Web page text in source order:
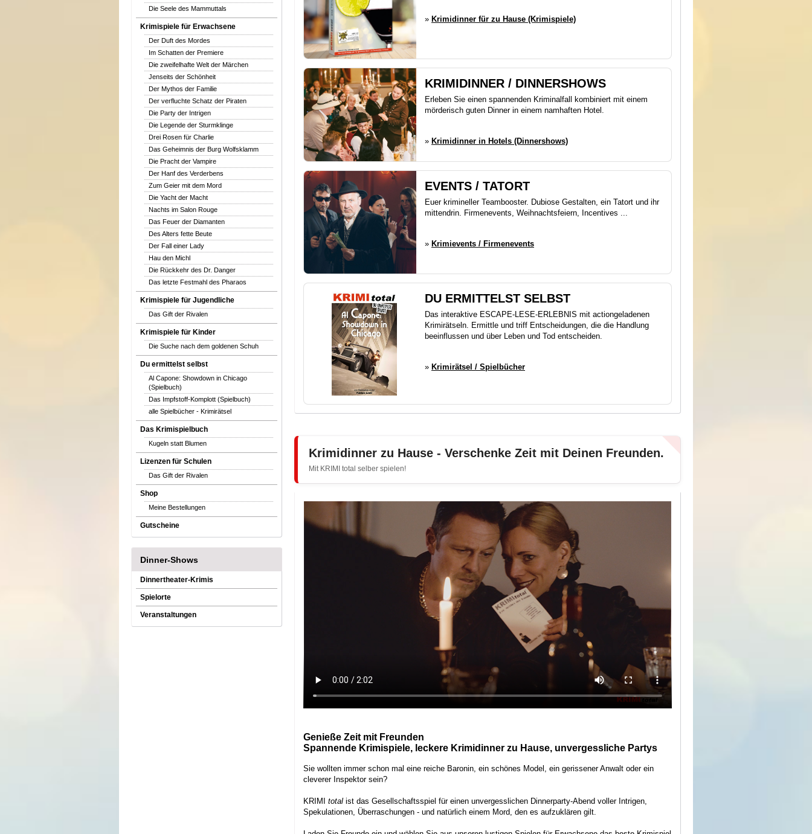
Die Seele des Mammuttals
Krimispiele für Erwachsene
Der Duft des Mordes
Im Schatten der Premiere
Die zweifelhafte Welt der Märchen
Jenseits der Schönheit
Der Mythos der Familie
Der verfluchte Schatz der Piraten
Die Party der Intrigen
Die Legende der Sturmklinge
Drei Rosen für Charlie
Das Geheimnis der Burg Wolfsklamm
Die Pracht der Vampire
Der Hanf des Verderbens
Zum Geier mit dem Mord
Die Yacht der Macht
Nachts im Salon Rouge
Das Feuer der Diamanten
Des Alters fette Beute
Der Fall einer Lady
Hau den Michl
Die Rückkehr des Dr. Danger
Das letzte Festmahl des Pharaos
Krimispiele für Jugendliche
Das Gift der Rivalen
Krimispiele für Kinder
Die Suche nach dem goldenen Schuh
Du ermittelst selbst
Al Capone: Showdown in Chicago
(Spielbuch)
Das Impfstoff-Komplott (Spielbuch)
alle Spielbücher - Krimirätsel
Das Krimispielbuch
Kugeln statt Blumen
Lizenzen für Schulen
Das Gift der Rivalen
Shop
Meine Bestellungen
Gutscheine
Dinner-Shows
Dinnertheater-Krimis
Spielorte
Veranstaltungen
» Krimidinner für zu Hause (Krimispiele)
KRIMIDINNER / DINNERSHOWS
Erleben Sie einen spannenden Kriminalfall kombiniert mit einem
mörderisch guten Dinner in einem namhaften Hotel.
» Krimidinner in Hotels (Dinnershows)
EVENTS / TATORT
Euer krimineller Teambooster. Dubiose Gestalten, ein Tatort und ihr
mittendrin. Firmenevents, Weihnachtsfeiern, Incentives ...
» Krimievents / Firmenevents
DU ERMITTELST SELBST
Das interaktive ESCAPE-LESE-ERLEBNIS mit actiongeladenen
Krimirätseln. Ermittle und triff Entscheidungen, die die Handlung
beeinflussen und über Leben und Tod entscheiden.
» Krimirätsel / Spielbücher
Krimidinner zu Hause - Verschenke Zeit mit Deinen Freunden.
Mit KRIMI total selber spielen!
Genieße Zeit mit Freunden
Spannende Krimispiele, leckere Krimidinner zu Hause, unvergessliche Partys
Sie wollten immer schon mal eine reiche Baronin, ein schönes Model, ein gerissener Anwalt oder ein
cleverer Inspektor sein?
KRIMI total ist das Gesellschaftsspiel für einen unvergesslichen Dinnerparty-Abend voller Intrigen,
Spekulationen, Überraschungen - und natürlich einem Mord, den es aufzuklären gilt.